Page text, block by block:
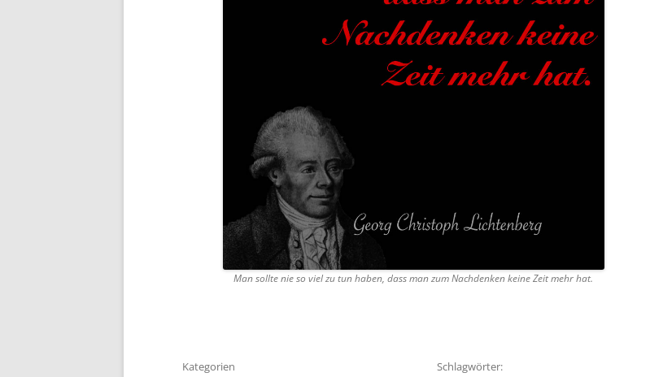
Man sollte nie so viel zu tun haben, dass man zum Nachdenken keine Zeit mehr hat.
Kategorien
Schlagwörter: